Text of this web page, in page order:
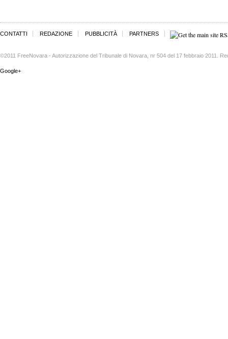
CONTATTI REDAZIONE PUBBLICITÀ PARTNERS
©2011 FreeNovara - Autorizzazione del Tribunale di Novara, nr 504 del 17 febbraio 2011.
Google+